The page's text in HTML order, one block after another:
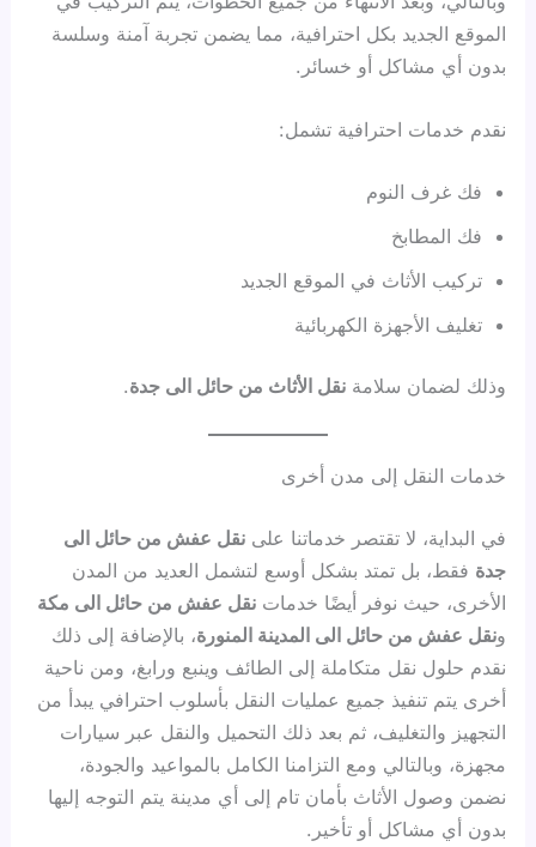
الموقع الجديد بكل احترافية، مما يضمن تجربة آمنة وسلسة
بدون أي مشاكل أو خسائر.
نقدم خدمات احترافية تشمل:
فك غرف النوم
فك المطابخ
تركيب الأثاث في الموقع الجديد
تغليف الأجهزة الكهربائية
وذلك لضمان سلامةنقل الأثاث من حائل الى جدة.
خدمات النقل إلى مدن أخرى
في البداية، لا تقتصر خدماتنا علىنقل عفش من حائل الى
جدة فقط، بل تمتد بشكل أوسع لتشمل العديد من المدن
الأخرى، حيث نوفر أيضًا خدماتنقل عفش من حائل الى مكة
ونقل عفش من حائل الى المدينة المنورة، بالإضافة إلى ذلك
نقدم حلول نقل متكاملة إلى الطائف وينبع ورابغ، ومن ناحية
أخرى يتم تنفيذ جميع عمليات النقل بأسلوب احترافي يبدأ من
التجهيز والتغليف، ثم بعد ذلك التحميل والنقل عبر سيارات
مجهزة، وبالتالي ومع التزامنا الكامل بالمواعيد والجودة،
نضمن وصول الأثاث بأمان تام إلى أي مدينة يتم التوجه إليها
بدون أي مشاكل أو تأخير.